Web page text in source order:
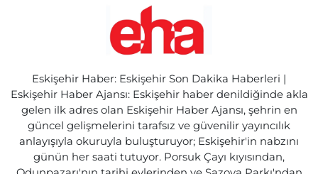
Eskişehir Haber: Eskişehir Son Dakika Haberleri |
Eskişehir Haber Ajansı: Eskişehir haber denildiğinde akla
gelen ilk adres olan Eskişehir Haber Ajansı, şehrin en
güncel gelişmelerini tarafsız ve güvenilir yayıncılık
anlayışıyla okuruyla buluşturuyor; Eskişehir'in nabzını
günün her saati tutuyor. Porsuk Çayı kıyısından,